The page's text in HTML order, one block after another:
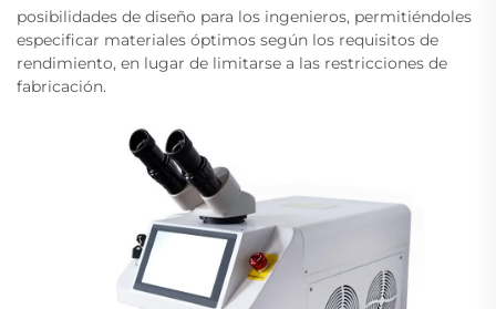
posibilidades de diseño para los ingenieros, permitiéndoles
especificar materiales óptimos según los requisitos de
rendimiento, en lugar de limitarse a las restricciones de
fabricación.